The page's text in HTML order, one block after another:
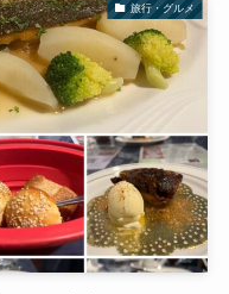
旅行・グルメ